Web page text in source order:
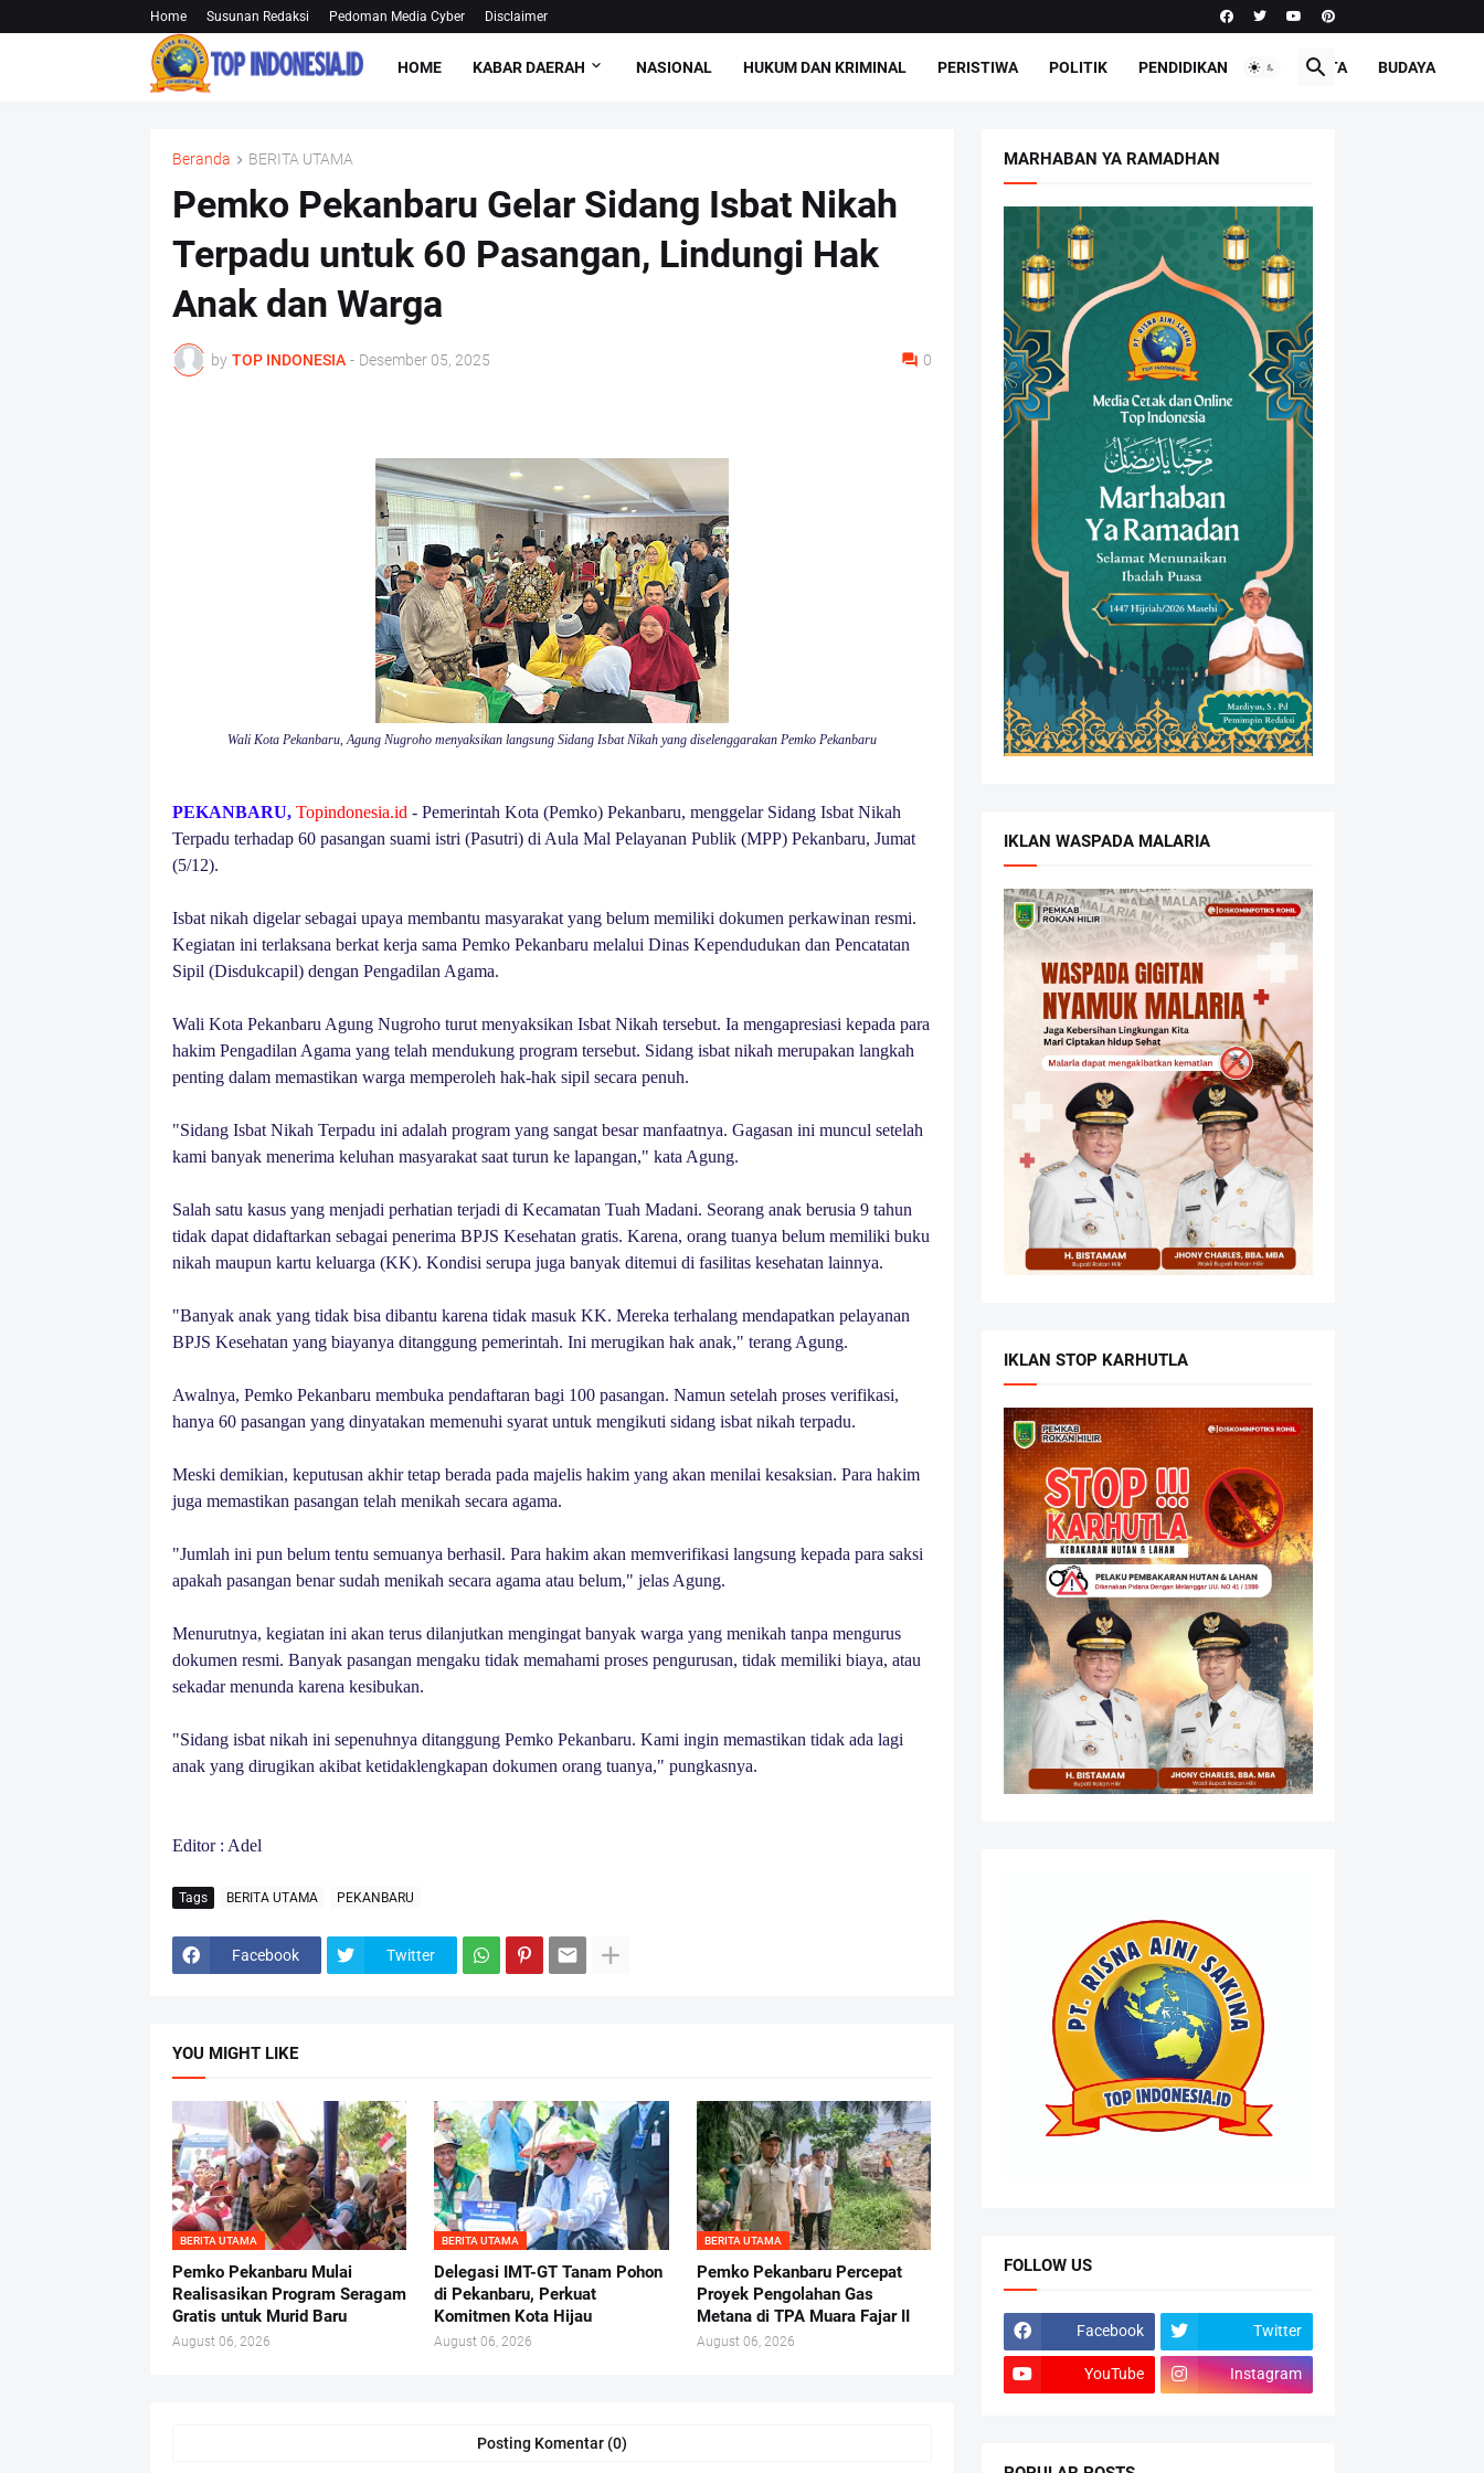
Home Susunan Redaksi Pedoman Media Cyber Disclaimer
HOME KABAR DAERAH NASIONAL HUKUM DAN KRIMINAL PERISTIWA POLITIK PENDIDIKAN PARIWISATA BUDAYA
Beranda BERITA UTAMA
Pemko Pekanbaru Gelar Sidang Isbat Nikah
Terpadu untuk 60 Pasangan, Lindungi Hak
Anak dan Warga
by TOP INDONESIA - Desember 05, 2025 0
Wali Kota Pekanbaru, Agung Nugroho menyaksikan langsung Sidang Isbat Nikah yang diselenggarakan Pemko Pekanbaru
PEKANBARU, Topindonesia.id - Pemerintah Kota (Pemko) Pekanbaru, menggelar Sidang Isbat Nikah
Terpadu terhadap 60 pasangan suami istri (Pasutri) di Aula Mal Pelayanan Publik (MPP) Pekanbaru, Jumat
(5/12).
Isbat nikah digelar sebagai upaya membantu masyarakat yang belum memiliki dokumen perkawinan resmi.
Kegiatan ini terlaksana berkat kerja sama Pemko Pekanbaru melalui Dinas Kependudukan dan Pencatatan
Sipil (Disdukcapil) dengan Pengadilan Agama.
Wali Kota Pekanbaru Agung Nugroho turut menyaksikan Isbat Nikah tersebut. Ia mengapresiasi kepada para
hakim Pengadilan Agama yang telah mendukung program tersebut. Sidang isbat nikah merupakan langkah
penting dalam memastikan warga memperoleh hak-hak sipil secara penuh.
"Sidang Isbat Nikah Terpadu ini adalah program yang sangat besar manfaatnya. Gagasan ini muncul setelah
kami banyak menerima keluhan masyarakat saat turun ke lapangan," kata Agung.
Salah satu kasus yang menjadi perhatian terjadi di Kecamatan Tuah Madani. Seorang anak berusia 9 tahun
tidak dapat didaftarkan sebagai penerima BPJS Kesehatan gratis. Karena, orang tuanya belum memiliki buku
nikah maupun kartu keluarga (KK). Kondisi serupa juga banyak ditemui di fasilitas kesehatan lainnya.
"Banyak anak yang tidak bisa dibantu karena tidak masuk KK. Mereka terhalang mendapatkan pelayanan
BPJS Kesehatan yang biayanya ditanggung pemerintah. Ini merugikan hak anak," terang Agung.
Awalnya, Pemko Pekanbaru membuka pendaftaran bagi 100 pasangan. Namun setelah proses verifikasi,
hanya 60 pasangan yang dinyatakan memenuhi syarat untuk mengikuti sidang isbat nikah terpadu.
Meski demikian, keputusan akhir tetap berada pada majelis hakim yang akan menilai kesaksian. Para hakim
juga memastikan pasangan telah menikah secara agama.
"Jumlah ini pun belum tentu semuanya berhasil. Para hakim akan memverifikasi langsung kepada para saksi
apakah pasangan benar sudah menikah secara agama atau belum," jelas Agung.
Menurutnya, kegiatan ini akan terus dilanjutkan mengingat banyak warga yang menikah tanpa mengurus
dokumen resmi. Banyak pasangan mengaku tidak memahami proses pengurusan, tidak memiliki biaya, atau
sekadar menunda karena kesibukan.
"Sidang isbat nikah ini sepenuhnya ditanggung Pemko Pekanbaru. Kami ingin memastikan tidak ada lagi
anak yang dirugikan akibat ketidaklengkapan dokumen orang tuanya," pungkasnya.
Editor : Adel
Tags BERITA UTAMA PEKANBARU
Facebook Twitter
YOU MIGHT LIKE
BERITA UTAMA
Pemko Pekanbaru Mulai
Realisasikan Program Seragam
Gratis untuk Murid Baru
August 06, 2026
BERITA UTAMA
Delegasi IMT-GT Tanam Pohon
di Pekanbaru, Perkuat
Komitmen Kota Hijau
August 06, 2026
BERITA UTAMA
Pemko Pekanbaru Percepat
Proyek Pengolahan Gas
Metana di TPA Muara Fajar II
August 06, 2026
Posting Komentar (0)
MARHABAN YA RAMADHAN
IKLAN WASPADA MALARIA
IKLAN STOP KARHUTLA
FOLLOW US
Facebook Twitter
YouTube Instagram